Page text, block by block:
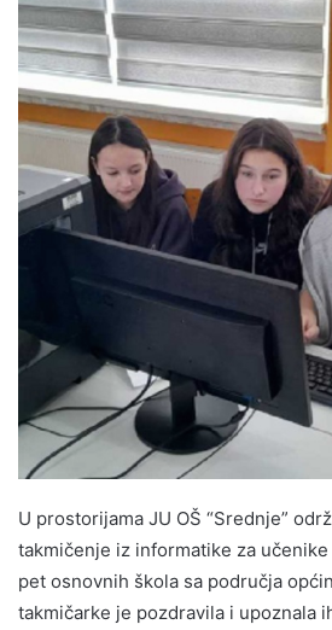
U prostorijama JU OŠ “Srednje”
takmičenje iz informatike za
pet osnovnih škola sa područja
takmičarke je pozdravila i upoznala